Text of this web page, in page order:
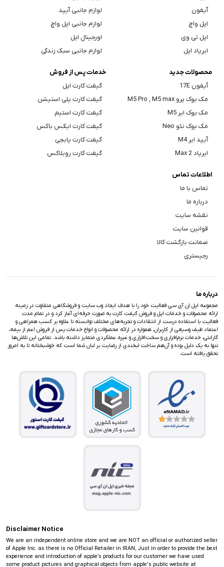
آیفون
اپل واچ
اپل تی وی
ایرپاد اپل
لوازم جانبی آیپد
لوازم جانبی اپل واچ
اورجینال اپل
لوازم جانبی سبک زندگی
محصولات جدید
آیفون 17E
مک بوک پرو M5 Pro , M5 max
مک بوک ایر M5
مک بوک نئو Neo
آیپد ایر M4
ایرپاد Max 2
خدمات پس از فروش
گیفت کارت اپل
گیفت کارت پلی استیشن
گیفت کارت استیم
گیفت کارت ایکس باکس
گیفت کارت پابجی
گیفت کارت روبلاکس
اطلاعات تماس
تماس با ما
درباره ما
نقشه سایت
قوانین سایت
ضمانت بازگشت کالا
رجیستری
درباره ما
مجموعه اپل اِن آی سی فعالیت خود را با هدف ایجاد وب سایت و فروشگاهی متفاوت در زمینه
ارائه محصولات و خدمات اپل و فروش گیفت کارت به صورت حرفه‌ای آغاز کرد و در تمام مدت
فعالیت با استفاده درست از انتقادات و تجربه‌های مختلف توانسته تا علاوه بر کسب همراهی و
اعتماد طیف وسیعی از کاربران، همواره در ارائه محصولات و انواع خدمات پس از فروش اعم از بیمه،
گارانتی، خدمات نرم‌افزاری و سخت‌افزاری و غیره، عملکردی متمایز داشته باشد. تمامی این تلاش‌ها
تنها به یک دلیل بوده و آن‌هم ساخت لبخندی از رضایت بر لبان شما است که خوشبختانه تا به امروز
تحقق یافته است.
Disclaimer Notice
We are an independent online store and we are NOT an official or authorized seller
of Apple Inc. as there is no Official Retailer in IRAN, Just in order to provide the best
experience and introduction of apple’s products for our customer we have used
some product pictures and graphical objects from apple's public website at